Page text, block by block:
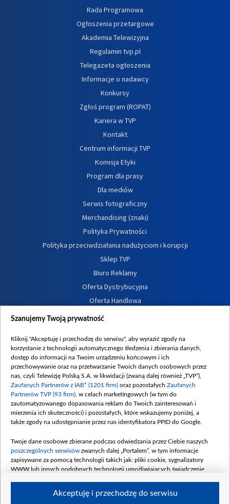
Rada Programowa
Ogłoszenia przetargowe
Akademia Telewizyjna
Regulamin tvp.pl
Telegazeta ogłoszenia
Informacje o nadawcy
Konkursy
Zgłoś program (ROPAT)
Kariera w TVP
Kontakt
Centrum informacji TVP
Komisja Etyki
Program dla prasy
Dla mediów
Serwis fotograficzny
Merchandising (znaki)
Polityka Prywatności
Polityka przeciwdziałania nadużyciom i korupcji
Sklep TVP
Biuro Reklamy
Oferta Dystrybucyjna
Oferta Handlowa
Dostępność
Procedura zgłoszeń wewnętrznych
Szanujemy Twoją prywatność
Kliknij "Akceptuję i przechodzę do serwisu", aby wyrazić zgody na
korzystanie z technologii automatycznego śledzenia i zbierania danych,
dostęp do informacji na Twoim urządzeniu końcowym i ich
przechowywanie oraz na przetwarzanie Twoich danych osobowych przez
nas, czyli Telewizję Polską S.A. w likwidacji (zwaną dalej również „TVP”),
Zaufanych Partnerów z IAB* (1201 firm) oraz pozostałych Zaufanych
Partnerów TVP (93 firm) , w celach marketingowych (w tym do
zautomatyzowanego dopasowania reklam do Twoich zainteresowań i
mierzenia ich skuteczności) i pozostałych, które wskazujemy poniżej, a
także zgody na udostępnianie przez nas identyfikatora PPID do Google.
Twoje dane osobowe zbierane podczas odwiedzania przez Ciebie naszych
poszczególnych serwisów zwanych dalej „Portalem”, w tym informacje
zapisywane za pomocą technologii takich jak: pliki cookie, sygnalizatory
WWW lub innych podobnych technologii umożliwiających świadczenie
Akceptuję i przechodzę do serwisu